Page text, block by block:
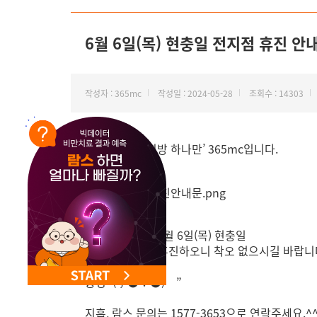
6월 6일(목) 현충일 전지점 휴진 안
작성자 : 365mc 작성일 : 2024-05-28 조회수 : 14303
안녕하세요. ‘지방 하나만’ 365mc입니다.
충렬을 기리는, 6월 6일(목) 현충일
365mc 전지점 휴진하오니 착오 없으시길 바랍
충성~(；●∀●)ゝ”
지흡, 람스 문의는 1577-3653으로 연락주세요.^^